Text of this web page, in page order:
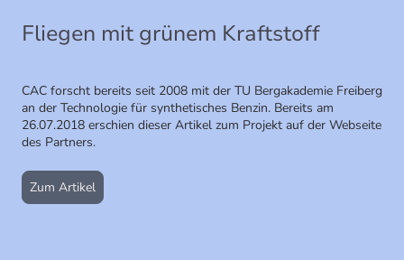
Fliegen mit grünem Kraftstoff
CAC forscht bereits seit 2008 mit der TU Bergakademie Freiberg
an der Technologie für synthetisches Benzin. Bereits am
26.07.2018 erschien dieser Artikel zum Projekt auf der Webseite
des Partners.
Zum Artikel